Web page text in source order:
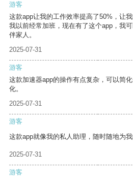
游客
这款app让我的工作效率提高了50%，让
我以前经常加班，现在有了这个app，我
伴家人。
2025-07-31
游客
这款加速器app的操作有点复杂，可以简
化。
2025-07-31
游客
这款app就像我的私人助理，随时随地为我
2025-07-31
游客